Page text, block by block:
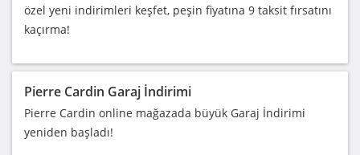
özel yeni indirimleri keşfet, peşin fiyatına 9 taksit fırsatını
kaçırma!
Pierre Cardin Garaj İndirimi
Pierre Cardin online mağazada büyük Garaj İndirimi
yeniden başladı!